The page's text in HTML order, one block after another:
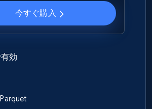
629+
information
今すぐ購入
効